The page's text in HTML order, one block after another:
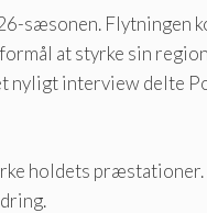
sæsonen. Flytningen
at styrke sin
nyligt interview delte
holdets præstationer.